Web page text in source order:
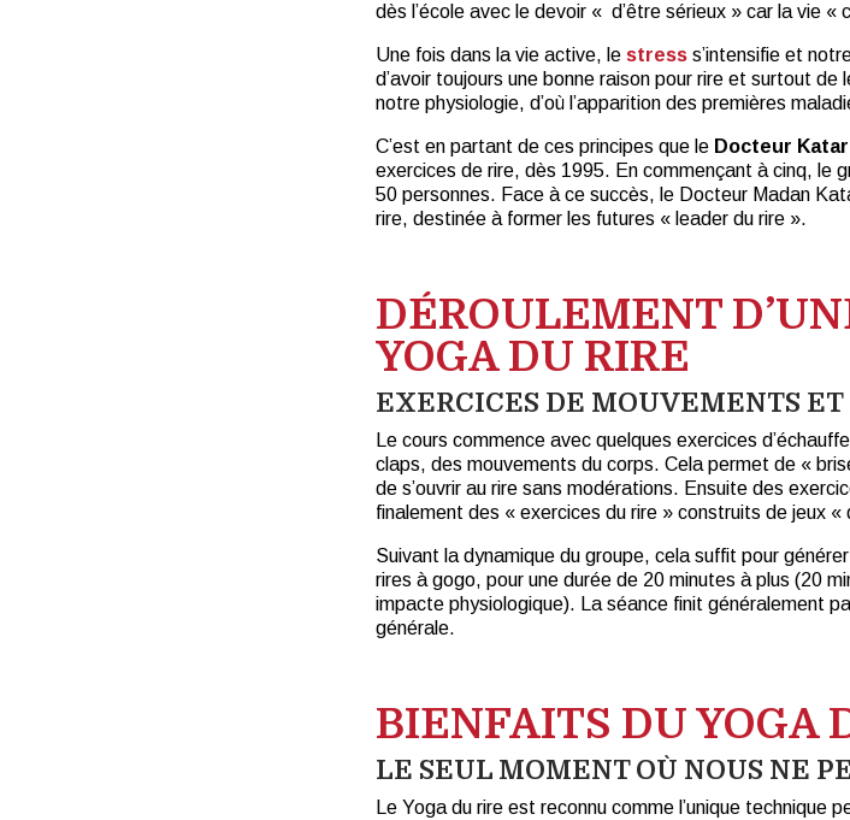
dès l’école avec le devoir « d’être sérieux » car la vie «
Une fois dans la vie active, le stress s’intensifie et
d’avoir toujours une bonne raison pour rire et surtout
notre physiologie, d’où l’apparition des premières
C’est en partant de ces principes que le Docteur
exercices de rire, dès 1995. En commençant à cinq, le
50 personnes. Face à ce succès, le Docteur Madan
rire, destinée à former les futures « leader du rire ».
DÉROULEMENT
YOGA DU RIRE
EXERCICES DE MOUVEMENTS
Le cours commence avec quelques exercices
claps, des mouvements du corps. Cela permet de «
de s’ouvrir au rire sans modérations. Ensuite des
finalement des « exercices du rire » construits de jeux «
Suivant la dynamique du groupe, cela suffit pour
rires à gogo, pour une durée de 20 minutes à plus (20
impacte physiologique). La séance finit généralement
générale.
BIENFAITS DU YOGA
LE SEUL MOMENT OÙ NOUS NE
Le Yoga du rire est reconnu comme l’unique